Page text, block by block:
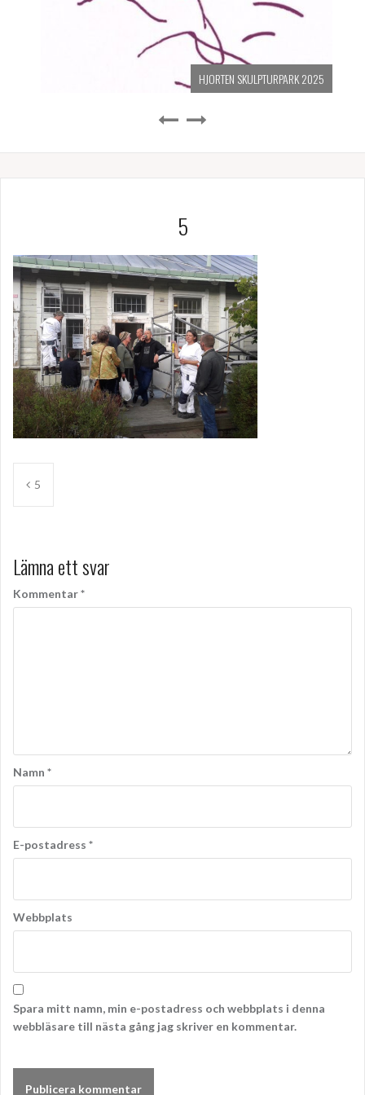
HJORTEN SKULPTURPARK 2025
5
Inläggsnavigering
5
Lämna ett svar
Kommentar*
Namn *
E-postadress *
Webbplats
Spara mitt namn, min e-postadress och webbplats i denna
webbläsare till nästa gång jag skriver en kommentar.